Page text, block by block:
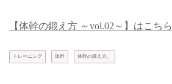
【体幹の鍛え方 ～vol.02～】はこちら
トレーニング 体幹 体幹の鍛え方。